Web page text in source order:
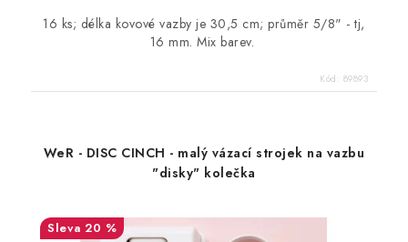
16 ks; délka kovové vazby je 30,5 cm; průměr 5/8" - tj,
16 mm. Mix barev.
Kód: 89893
WeR - DISC CINCH - malý vázací strojek na vazbu
"disky" kolečka
20 %